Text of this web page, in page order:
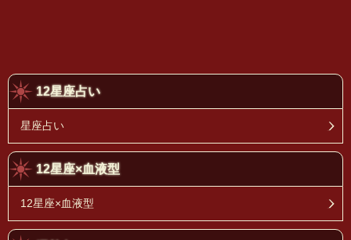
12星座占い
星座占い
12星座×血液型
12星座×血液型